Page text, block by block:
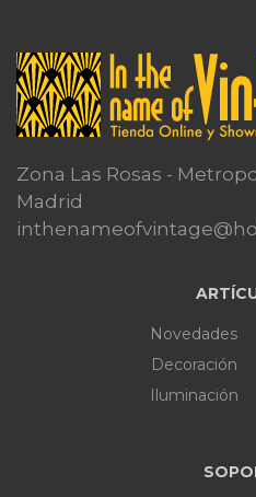
Zona Las Rosas -
Madrid
Novedades
Decoración
Iluminación